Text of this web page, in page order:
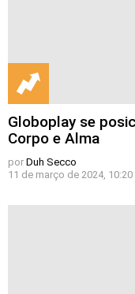
Globoplay se
Corpo e Alma
por Duh Secco
11 de março de 2024, 10:20